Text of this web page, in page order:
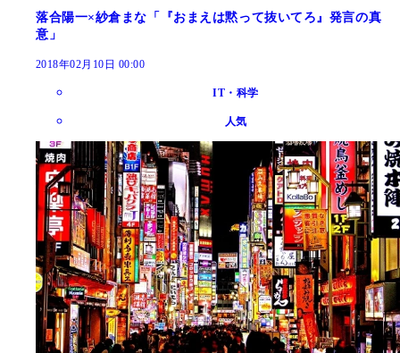
落合陽一×紗倉まな「『おまえは黙って抜いてろ』発言の真
意」
2018年02月10日 00:00
IT・科学
人気